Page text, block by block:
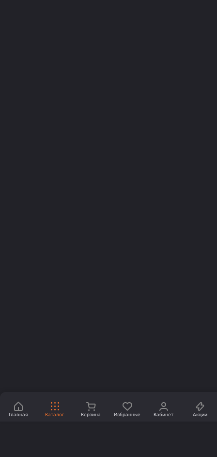
Главная Каталог Корзина Избранные Кабинет Акции